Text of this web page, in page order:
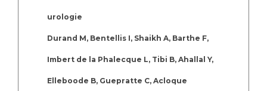
urologie
Durand M, Bentellis I, Shaikh A, Barthe F,
Imbert de la Phalecque L, Tibi B, Ahallal Y,
Elleboode B, Guepratte C, Acloque